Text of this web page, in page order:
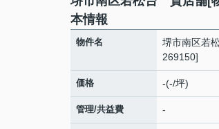
本情報
物件名
堺市南区若
269150]
価格 -(-/坪)
管理/共益費 -